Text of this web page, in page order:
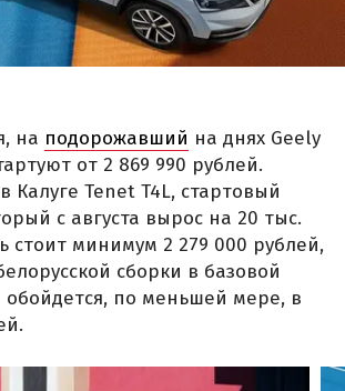
на подорожавший на днях Geely
от 2 869 990 рублей.
Калуге Tenet T4L, стартовый
с августа вырос на 20 тыс.
стоит минимум 2 279 000 рублей,
сборки в базовой
обойдется, по меньшей мере, в